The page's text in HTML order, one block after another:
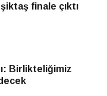
finale çıktı
Birlikteliğimiz